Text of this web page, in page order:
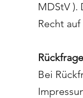
MDStV ).
Recht
Bei